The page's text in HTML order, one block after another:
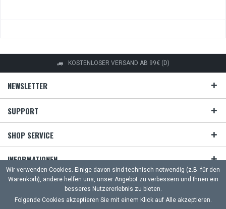
Trage Dich HIER für unseren
gratis Newsletter ein! *jederzeit
abbestellbar
Du möchtest keine unserer
KOSTENLOSER VERSAND AB 99€ (D)
NEWSLETTER
SUPPORT
SHOP SERVICE
INFORMATIONEN
ZAHLUNG & VERSAND
Wir verwenden Cookies. Einige davon sind technisch notwendig (z.B. für den
Warenkorb), andere helfen uns, unser Angebot zu verbessern und Ihnen ein
besseres Nutzererlebnis zu bieten.
Folgende Cookies akzeptieren Sie mit einem Klick auf Alle akzeptieren.